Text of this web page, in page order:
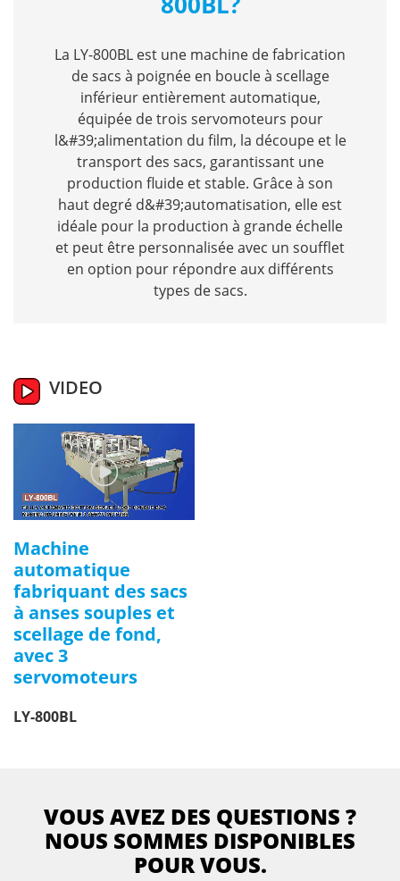
La LY-800BL est une machine de fabrication
de sacs à poignée en boucle à scellage
inférieur entièrement automatique,
équipée de trois servomoteurs pour
l&#39;alimentation du film, la découpe et le
transport des sacs, garantissant une
production fluide et stable. Grâce à son
haut degré d&#39;automatisation, elle est
idéale pour la production à grande échelle
et peut être personnalisée avec un soufflet
en option pour répondre aux différents
types de sacs.
VIDEO
Machine
automatique
fabriquant des sacs
à anses souples et
scellage de fond,
avec 3
servomoteurs
LY-800BL
VOUS AVEZ DES QUESTIONS ?
NOUS SOMMES DISPONIBLES
POUR VOUS.